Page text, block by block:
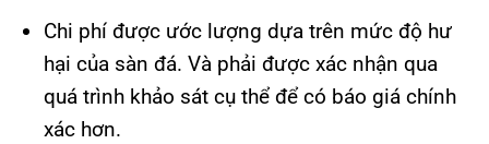
Chi phí được ước lượng dựa trên mức độ hư
hại của sàn đá. Và phải được xác nhận qua
quá trình khảo sát cụ thể để có báo giá chính
xác hơn.